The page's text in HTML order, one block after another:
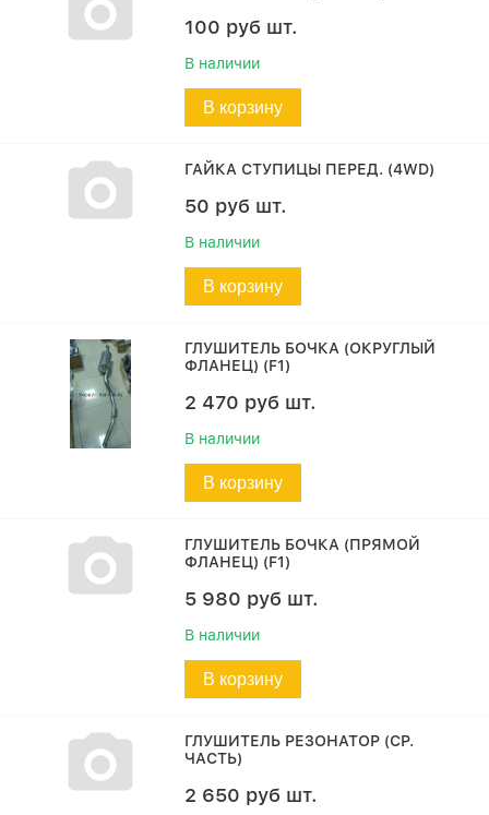
100 руб шт.
В наличии
В корзину
ГАЙКА СТУПИЦЫ ПЕРЕД. (4WD)
50 руб шт.
В наличии
В корзину
ГЛУШИТЕЛЬ БОЧКА (ОКРУГЛЫЙ
ФЛАНЕЦ) (F1)
2 470 руб шт.
В наличии
В корзину
ГЛУШИТЕЛЬ БОЧКА (ПРЯМОЙ
ФЛАНЕЦ) (F1)
5 980 руб шт.
В наличии
В корзину
ГЛУШИТЕЛЬ РЕЗОНАТОР (СР.
ЧАСТЬ)
2 650 руб шт.